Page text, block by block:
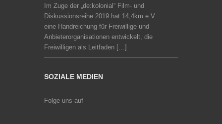
Im Zuge der „de:kolonial“ Film- und
Diskussionsreihe 2019 hat 14,4km e.V.
eine Handreichung für Freiwillige und
Anbieterorganisationen entwickelt, die
Freiwilligen als Leitfaden […]
SOZIALE MEDIEN
Folge uns auf